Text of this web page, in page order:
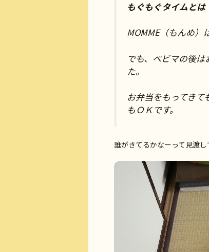
もぐもぐタイムとは
MOMME（もんめ）
でも、ベビマの後
た。
お弁当をもってき
もＯＫです。
誰がきてるかなーって見渡